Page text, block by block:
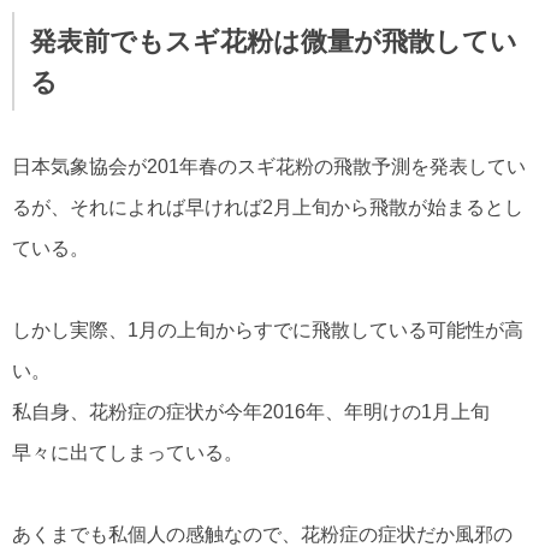
発表前でもスギ花粉は微量が飛散してい
る
日本気象協会が201年春のスギ花粉の飛散予測を発表してい
るが、それによれば早ければ2月上旬から飛散が始まるとし
ている。
しかし実際、1月の上旬からすでに飛散している可能性が高
い。
私自身、花粉症の症状が今年2016年、年明けの1月上旬
早々に出てしまっている。
あくまでも私個人の感触なので、花粉症の症状だか風邪の